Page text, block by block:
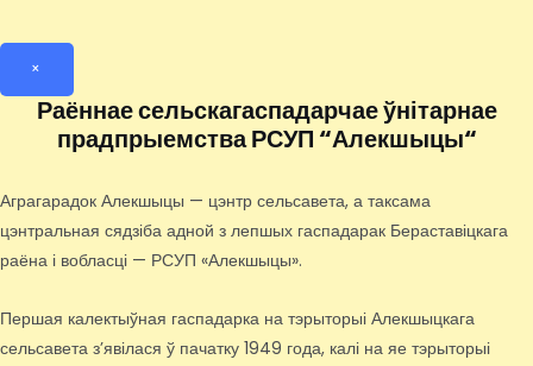
×
Раённае сельскагаспадарчае ўнітарнае
прадпрыемства РСУП “Алекшыцы“
Аграгарадок Алекшыцы — цэнтр сельсавета, а таксама
цэнтральная сядзіба адной з лепшых гаспадарак Бераставіцкага
раёна і вобласці — РСУП «Алекшыцы».
Першая калектыўная гаспадарка на тэрыторыі Алекшыцкага
сельсавета з’явілася ў пачатку 1949 года, калі на яе тэрыторыі